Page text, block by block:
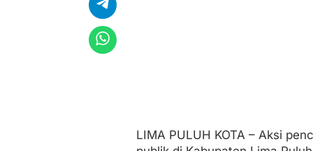
P
LIMA PULUH KOTA – Aksi